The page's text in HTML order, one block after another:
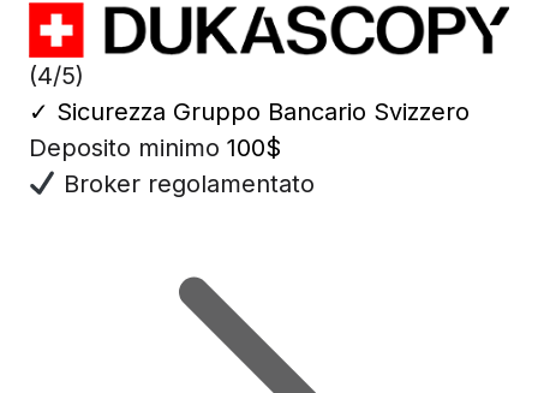
(4/5)
✓ Sicurezza Gruppo Bancario Svizzero
Deposito minimo 100$
Broker regolamentato